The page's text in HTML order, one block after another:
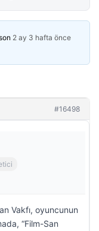
2 ay 3 hafta önce
#16498
Vakfı, oyuncunun
“Film-San